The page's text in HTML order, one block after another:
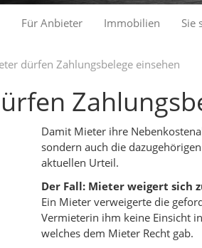
Für Anbieter Immobilien Sie
dürfen Zahlungsbelege einsehen
Damit Mieter ihre
sondern auch die
aktuellen Urteil.
Der Fall: Mieter weigert sich
Ein Mieter verweigerte die
Vermieterin ihm keine Einsicht
welches dem Mieter Recht gab.